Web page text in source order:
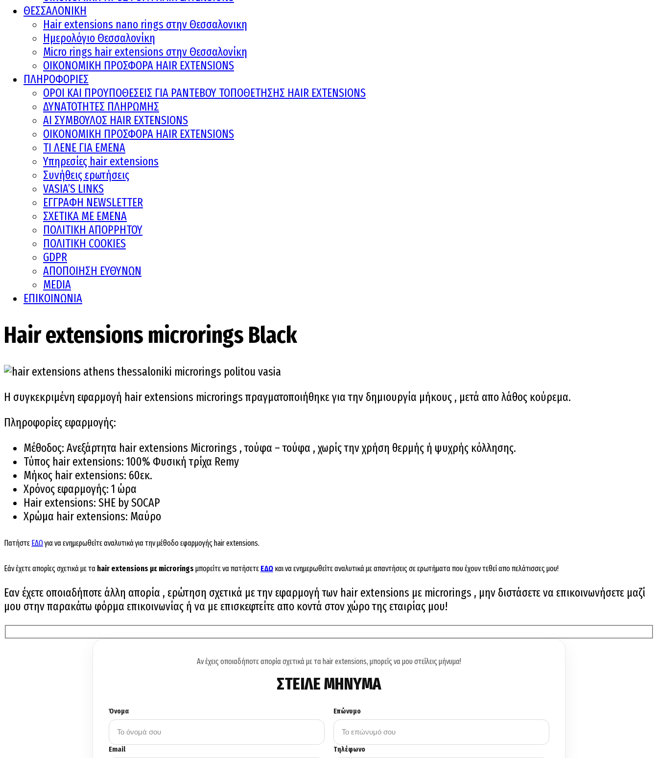
ΘΕΣΣΑΛΟΝΙΚΗ
Hair extensions nano rings στην Θεσσαλονικη
Ημερολόγιο Θεσσαλονίκη
Micro rings hair extensions στην Θεσσαλονίκη
ΟΙΚΟΝΟΜΙΚΗ ΠΡΟΣΦΟΡΑ HAIR EXTENSIONS
ΠΛΗΡΟΦΟΡΙΕΣ
ΟΡΟΙ ΚΑΙ ΠΡOΥΠΟΘΕΣΕΙΣ ΓΙΑ ΡΑΝΤΕΒΟΥ ΤΟΠΟΘΕΤΗΣΗΣ HAIR EXTENSIONS
ΔΥΝΑΤΟΤΗΤΕΣ ΠΛΗΡΩΜΗΣ
AI ΣΥΜΒΟΥΛΟΣ HAIR EXTENSIONS
ΟΙΚΟΝΟΜΙΚΗ ΠΡΟΣΦΟΡΑ HAIR EXTENSIONS
ΤΙ ΛΕΝΕ ΓΙΑ ΕΜΕΝΑ
Υπηρεσίες hair extensions
Συνήθεις ερωτήσεις
VASIA’S LINKS
ΕΓΓΡΑΦΗ NEWSLETTER
ΣΧΕΤΙΚΑ ΜΕ ΕΜΕΝΑ
ΠΟΛΙΤΙΚΗ ΑΠΟΡΡΗΤΟΥ
ΠΟΛΙΤΙΚΗ COOKIES
GDPR
ΑΠΟΠΟΙΗΣΗ ΕΥΘΥΝΩΝ
MEDIA
ΕΠΙΚΟΙΝΩΝΙΑ
Hair extensions microrings Black
Η συγκεκριμένη εφαρμογή hair extensions microrings πραγματοποιήθηκε για την δημιουργία μήκους , μετά απο λάθος κούρεμα.
Πληροφορίες εφαρμογής:
Μέθοδος: Ανεξάρτητα hair extensions Microrings , τούφα – τούφα , χωρίς την χρήση θερμής ή ψυχρής κόλλησης.
Τύπος hair extensions: 100% Φυσική τρίχα Remy
Μήκος hair extensions: 60εκ.
Χρόνος εφαρμογής: 1 ώρα
Hair extensions: SHE by SOCAP
Χρώμα hair extensions: Μαύρο
Πατήστε ΕΔΩγια να ενημερωθείτε αναλυτικά για την μέθοδο εφαρμογής hair extensions.
Εάν έχετε απορίες σχετικά με τα hair extensions με microrings μπορείτε να πατήσετε ΕΔΩ και να ενημερωθείτε αναλυτικά με απαντήσεις σε ερωτήματα που έχουν τεθεί απο πελάτισσες μου!
Εαν έχετε οποιαδήποτε άλλη απορία , ερώτηση σχετικά με την εφαρμογή των hair extensions με microrings , μην διστάσετε να επικοινωνήσετε μαζί
μου στην παρακάτω φόρμα επικοινωνίας ή να με επισκεφτείτε απο κοντά στον χώρο της εταιρίας μου!
Αν έχεις οποιαδήποτε απορία σχετικά με τα hair extensions, μπορείς να μου στείλεις μήνυμα!
ΣΤΕΙΛΕ ΜΗΝΥΜΑ
Όνομα Επώνυμο
Email Τηλέφωνο